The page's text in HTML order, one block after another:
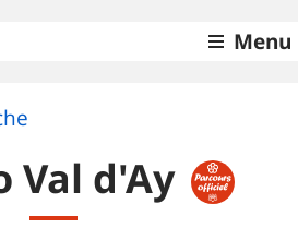
Menu
Val d'Ay